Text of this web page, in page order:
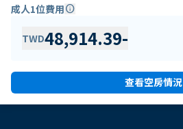
成人1位費用info
TWD48,914.39-
查看空房情況